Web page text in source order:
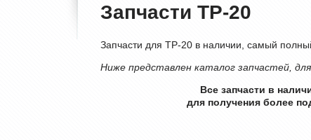
Запчасти ТР-20
Запчасти для ТР-20 в наличии, самый
Ниже представлен каталог запчастей,
Все запчасти в
для получения более